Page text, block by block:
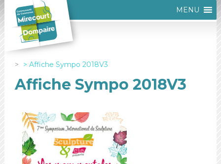
MENU
Affiche Sympo 2018V3
Affiche Sympo 2018V3